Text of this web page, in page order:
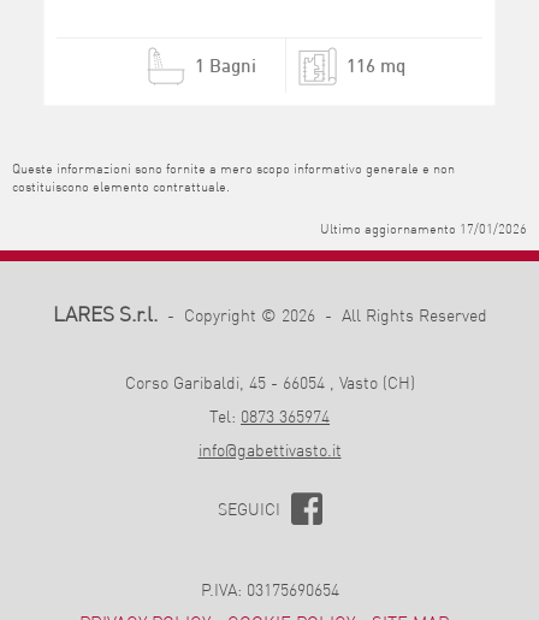
1 Bagni 116 mq
Queste informazioni sono fornite a mero scopo informativo generale e non
costituiscono elemento contrattuale.
Ultimo aggiornamento 17/01/2026
LARES S.r.l.- Copyright © 2026 - All Rights Reserved
Corso Garibaldi, 45 - 66054 , Vasto (CH)
Tel: 0873 365974
info@gabettivasto.it
SEGUICI
P.IVA: 03175690654